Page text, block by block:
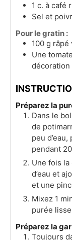
1 c. à café
Sel et
Pour le gratin :
100 g râpé
Une
décoration
Préparez la
Dans le
de
peu
pendant
Une fois la
d’eau et
et une
Mixez 1
purée
Préparez la
Toujours